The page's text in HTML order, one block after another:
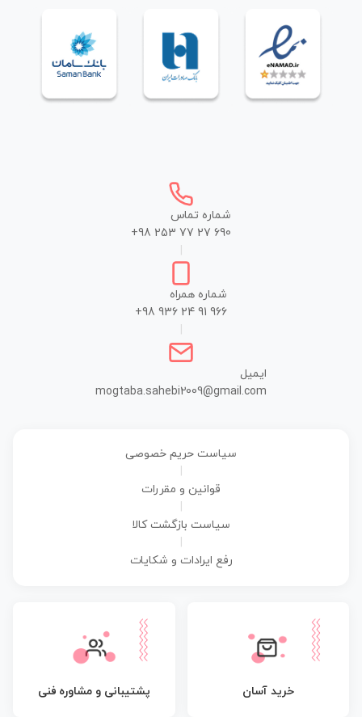
شماره تماس
+98 253 77 27 690
شماره همراه
+98 936 24 91 966
ایمیل
mogtaba.sahebi2009@gmail.com
سیاست حریم خصوصی
قوانین و مقررات
سیاست بازگشت کالا
رفع ایرادات و شکایات
خرید آسان پشتیبانی و مشاوره فنی